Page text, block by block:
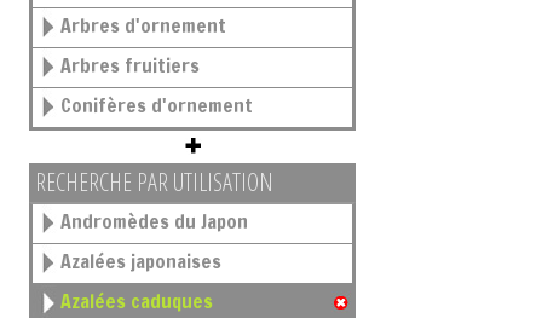
Arbres d'ornement
Arbres fruitiers
Conifères d'ornement
RECHERCHE PAR UTILISATION
Andromèdes du Japon
Azalées japonaises
Azalées caduques